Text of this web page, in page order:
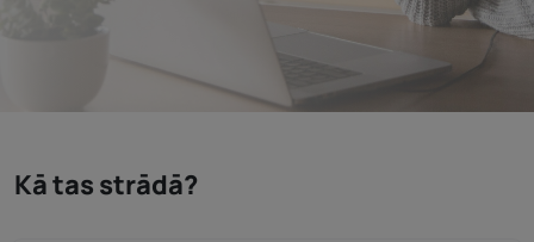
Kā tas strādā?